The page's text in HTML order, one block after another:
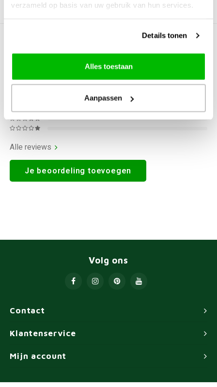
verzameld op basis van uw gebruik van hun services.
Details tonen
Alles toestaan
Aanpassen
Tags
BEOORDELINGEN
Alle reviews
Je beoordeling toevoegen
Contact
Volg ons
Klantenservice
Mijn account